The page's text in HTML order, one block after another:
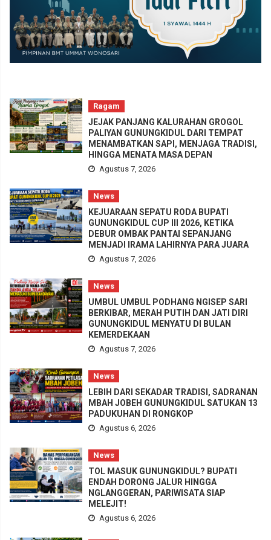
Ragam
JEJAK PANJANG KALURAHAN GROGOL
PALIYAN GUNUNGKIDUL DARI TEMPAT
MENAMBATKAN SAPI, MENJAGA TRADISI,
HINGGA MENATA MASA DEPAN
Agustus 7, 2026
News
KEJUARAAN SEPATU RODA BUPATI
GUNUNGKIDUL CUP III 2026, KETIKA
DEBUR OMBAK PANTAI SEPANJANG
MENJADI IRAMA LAHIRNYA PARA JUARA
Agustus 7, 2026
News
UMBUL UMBUL PODHANG NGISEP SARI
BERKIBAR, MERAH PUTIH DAN JATI DIRI
GUNUNGKIDUL MENYATU DI BULAN
KEMERDEKAAN
Agustus 7, 2026
News
LEBIH DARI SEKADAR TRADISI, SADRANAN
MBAH JOBEH GUNUNGKIDUL SATUKAN 13
PADUKUHAN DI RONGKOP
Agustus 6, 2026
News
TOL MASUK GUNUNGKIDUL? BUPATI
ENDAH DORONG JALUR HINGGA
NGLANGGERAN, PARIWISATA SIAP
MELEJIT!
Agustus 6, 2026